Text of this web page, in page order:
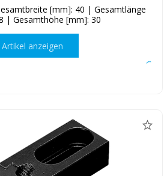
[mm]: 40 | Gesamtlänge
| Gesamthöhe [mm]: 30
Artikel anzeigen